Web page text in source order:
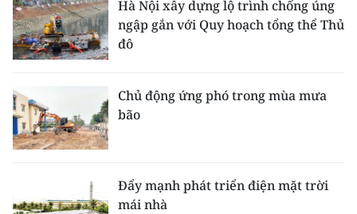
Hà Nội xây dựng lộ trình chống úng
ngập gắn với Quy hoạch tổng thể Thủ
đô
Chủ động ứng phó trong mùa mưa
bão
Đẩy mạnh phát triển điện mặt trời
mái nhà